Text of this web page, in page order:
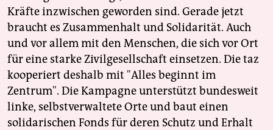
Kräfte inzwischen geworden sind. Gerade jetzt
braucht es Zusammenhalt und Solidarität. Auch
und vor allem mit den Menschen, die sich vor Ort
für eine starke Zivilgesellschaft einsetzen. Die taz
kooperiert deshalb mit "Alles beginnt im
Zentrum". Die Kampagne unterstützt bundesweit
linke, selbstverwaltete Orte und baut einen
solidarischen Fonds für deren Schutz und Erhalt